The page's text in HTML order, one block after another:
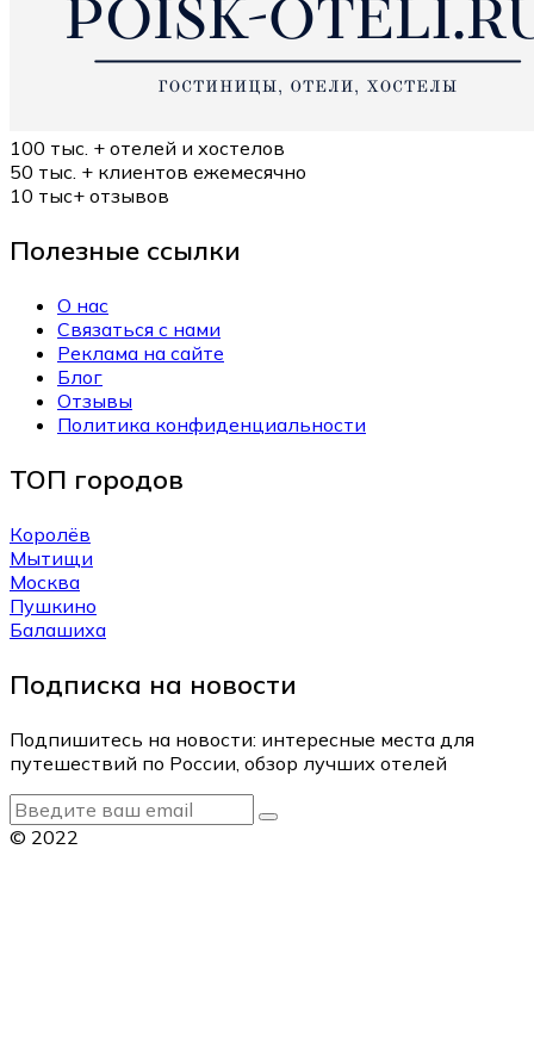
100 тыс. + отелей и хостелов
50 тыс. + клиентов ежемесячно
10 тыс+ отзывов
Полезные ссылки
О нас
Связаться с нами
Реклама на сайте
Блог
Отзывы
Политика конфиденциальности
ТОП городов
Королёв
Мытищи
Москва
Пушкино
Балашиха
Подписка на новости
Подпишитесь на новости: интересные места для
путешествий по России, обзор лучших отелей
© 2022